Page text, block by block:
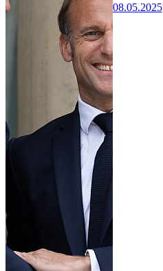
08.05.2025